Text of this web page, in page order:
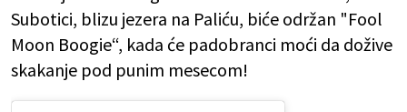
Subotici, blizu jezera na Paliću, biće održan "Fool
Moon Boogie“, kada će padobranci moći da dožive
skakanje pod punim mesecom!